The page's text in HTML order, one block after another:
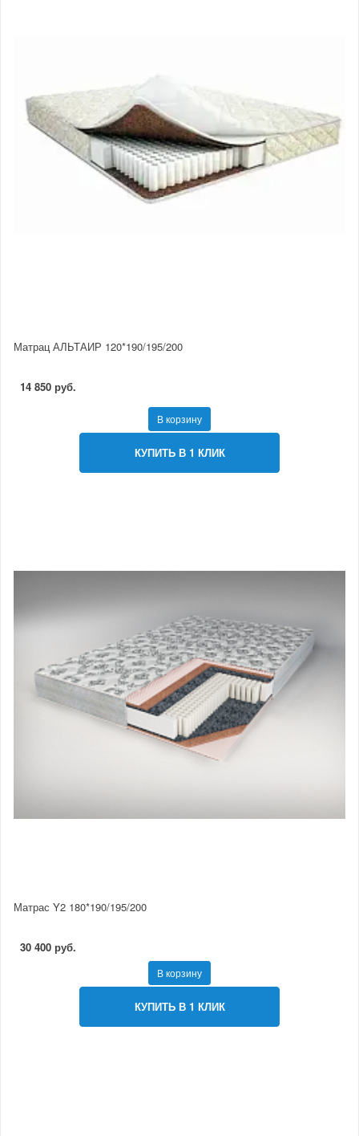
Матрац АЛЬТАИР 120*190/195/200
14 850 руб.
В корзину
КУПИТЬ В 1 КЛИК
Матрас Y2 180*190/195/200
30 400 руб.
В корзину
КУПИТЬ В 1 КЛИК